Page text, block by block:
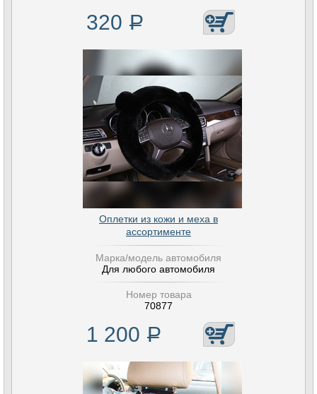
320 Р
Оплетки из кожи и меха в
ассортименте
Марка/модель автомобиля
Для любого автомобиля
Номер товара
70877
1 200 Р